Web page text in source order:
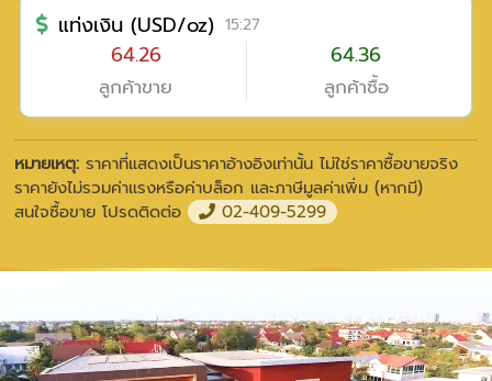
แท่งเงิน (USD/oz) 15:27
64.26
ลูกค้าขาย
64.36
ลูกค้าซื้อ
หมายเหตุ:ราคาที่แสดงเป็นราคาอ้างอิงเท่านั้น ไม่ใช่ราคาซื้อขายจริง
ราคายังไม่รวมค่าแรงหรือค่าบล็อก และภาษีมูลค่าเพิ่ม (หากมี)
สนใจซื้อขาย โปรดติดต่อ
02-409-5299